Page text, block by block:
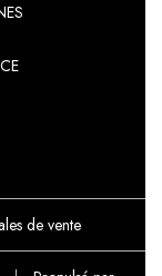
de vente